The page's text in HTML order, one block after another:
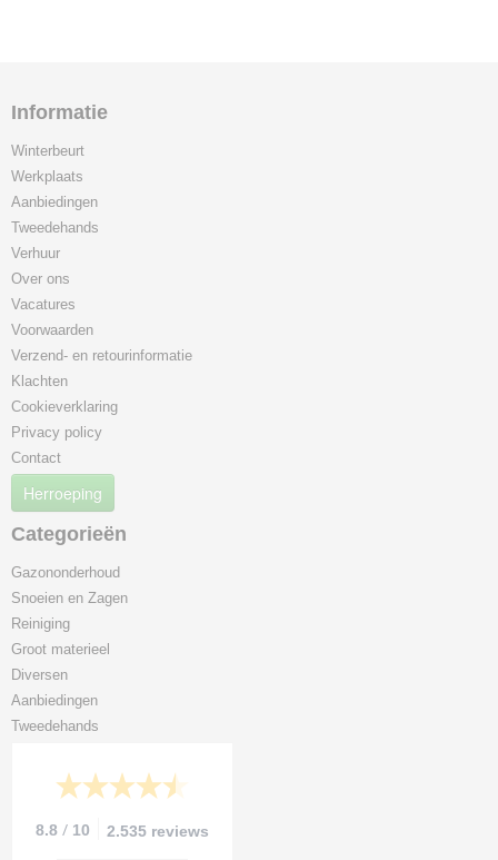
Informatie
Winterbeurt
Werkplaats
Aanbiedingen
Tweedehands
Verhuur
Over ons
Vacatures
Voorwaarden
Verzend- en retourinformatie
Klachten
Cookieverklaring
Privacy policy
Contact
Herroeping
Categorieën
Gazononderhoud
Snoeien en Zagen
Reiniging
Groot materieel
Diversen
Aanbiedingen
Tweedehands
8.8 / 10 2.535 reviews